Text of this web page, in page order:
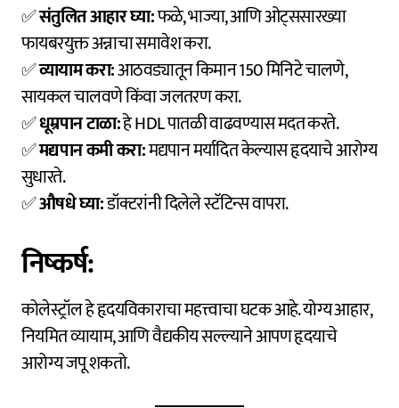
✅संतुलित आहार घ्या:फळे, भाज्या, आणि ओट्ससारख्या
फायबरयुक्त अन्नाचा समावेश करा.
✅व्यायाम करा:आठवड्यातून किमान 150 मिनिटे चालणे,
सायकल चालवणे किंवा जलतरण करा.
✅धूम्रपान टाळा:हे HDL पातळी वाढवण्यास मदत करते.
✅मद्यपान कमी करा:मद्यपान मर्यादित केल्यास हृदयाचे आरोग्य
सुधारते.
✅औषधे घ्या:डॉक्टरांनी दिलेले स्टॅटिन्स वापरा.
निष्कर्ष:
कोलेस्ट्रॉल हे हृदयविकाराचा महत्त्वाचा घटक आहे. योग्य आहार,
नियमित व्यायाम, आणि वैद्यकीय सल्ल्याने आपण हृदयाचे
आरोग्य जपू शकतो.